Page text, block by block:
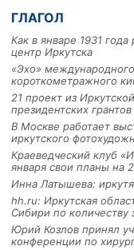
ГЛАГОЛ
Как в январе 1931
центр Иркутска
«Эхо»
короткометражного
21 проект из
президентских грантов
В Москве работает
иркутского
Краеведческий клуб
января свои планы на
Инна Латышева:
hh.ru: Иркутская
Сибири по количеству
Юрий Козлов принял
конференции по